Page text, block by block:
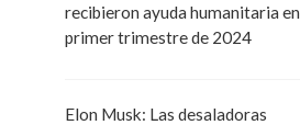
recibieron ayuda humanitaria en
primer trimestre de 2024
Elon Musk: Las desaladoras